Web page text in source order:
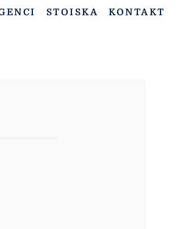
STOISKA KONTAKT